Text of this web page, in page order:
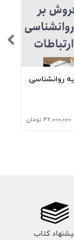
روانشناسی
32,000,000 تومان
کتاب